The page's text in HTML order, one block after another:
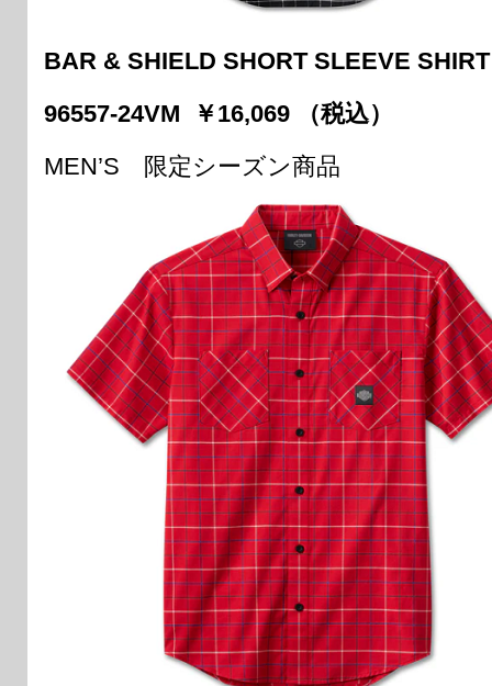
BAR & SHIELD SHORT SLEEVE
96557-24VM ￥16,069 （税込）
MEN’S 限定シーズン商品